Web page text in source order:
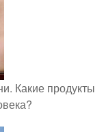
Какие продукты